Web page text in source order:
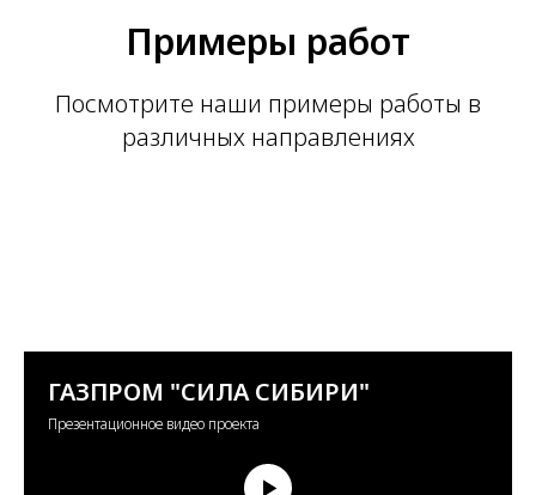
Примеры работ
Посмотрите наши примеры работы в
различных направлениях
ГАЗПРОМ "СИЛА СИБИРИ"
Презентационное видео проекта